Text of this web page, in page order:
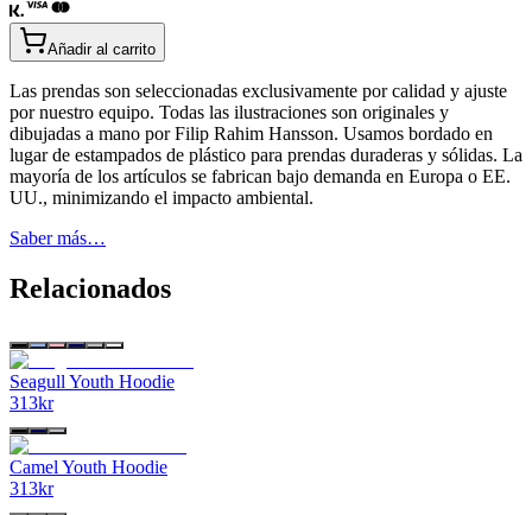
Añadir al carrito
Las prendas son seleccionadas exclusivamente por calidad y ajuste
por nuestro equipo. Todas las ilustraciones son originales y
dibujadas a mano por Filip Rahim Hansson. Usamos bordado en
lugar de estampados de plástico para prendas duraderas y sólidas. La
mayoría de los artículos se fabrican bajo demanda en Europa o EE.
UU., minimizando el impacto ambiental.
Saber más…
Relacionados
Seagull Youth Hoodie
313kr
Camel Youth Hoodie
313kr